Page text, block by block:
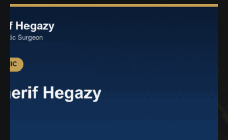
كما تتعرف على الآثار الجانبية الطبيعية واردة
الحدوث بعد العملية والمدة المتوقعة لظهور
النتائج، فتابع معنا من خلال موقع دكتور …